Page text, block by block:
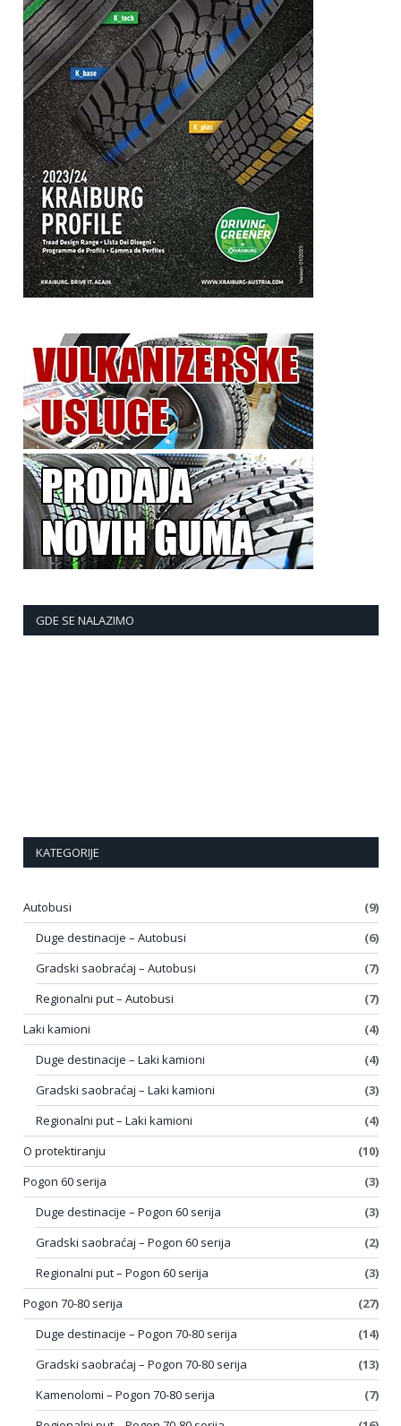
GDE SE NALAZIMO
KATEGORIJE
Autobusi
(9)
Duge destinacije – Autobusi
(6)
Gradski saobraćaj – Autobusi
(7)
Regionalni put – Autobusi
(7)
Laki kamioni
(4)
Duge destinacije – Laki kamioni
(4)
Gradski saobraćaj – Laki kamioni
(3)
Regionalni put – Laki kamioni
(4)
O protektiranju
(10)
Pogon 60 serija
(3)
Duge destinacije – Pogon 60 serija
(3)
Gradski saobraćaj – Pogon 60 serija
(2)
Regionalni put – Pogon 60 serija
(3)
Pogon 70-80 serija
(27)
Duge destinacije – Pogon 70-80 serija
(14)
Gradski saobraćaj – Pogon 70-80 serija
(13)
Kamenolomi – Pogon 70-80 serija
(7)